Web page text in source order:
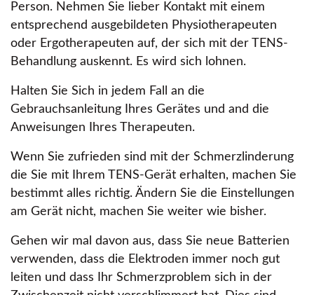
Person. Nehmen Sie lieber Kontakt mit einem
entsprechend ausgebildeten Physiotherapeuten
oder Ergotherapeuten auf, der sich mit der TENS-
Behandlung auskennt. Es wird sich lohnen.
Halten Sie Sich in jedem Fall an die
Gebrauchsanleitung Ihres Gerätes und and die
Anweisungen Ihres Therapeuten.
Wenn Sie zufrieden sind mit der Schmerzlinderung
die Sie mit Ihrem TENS-Gerät erhalten, machen Sie
bestimmt alles richtig. Ändern Sie die Einstellungen
am Gerät nicht, machen Sie weiter wie bisher.
Gehen wir mal davon aus, dass Sie neue Batterien
verwenden, dass die Elektroden immer noch gut
leiten und dass Ihr Schmerzproblem sich in der